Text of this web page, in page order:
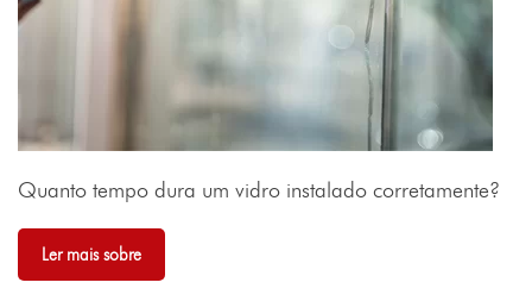
Quanto tempo dura um vidro instalado corretamente?
Ler mais sobre